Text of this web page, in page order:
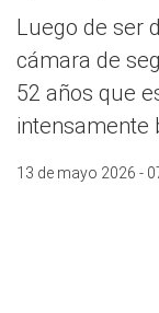
Luego de ser
cámara de
52 años que
intensamente
13 de mayo 2026 -